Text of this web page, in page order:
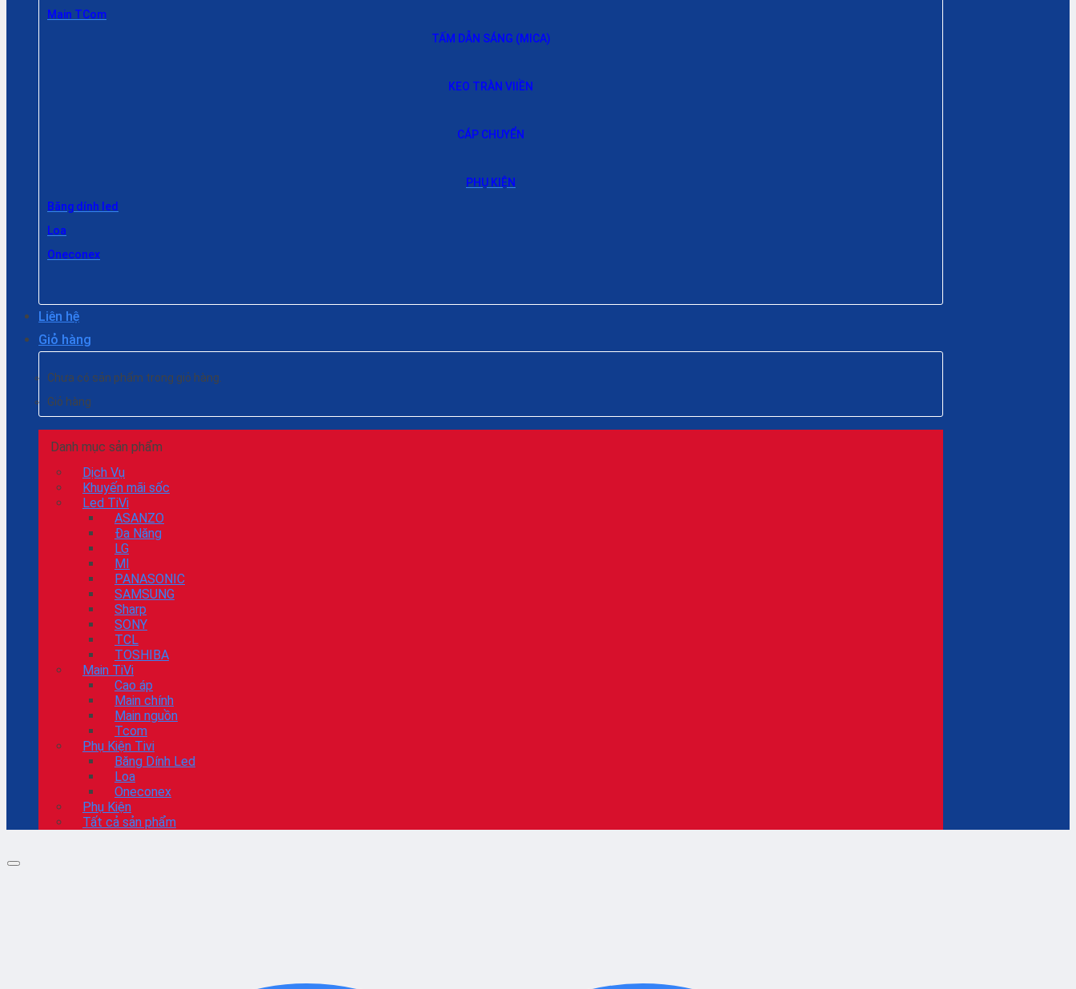
Main TCom
TẤM DẪN SÁNG (MICA)
KEO TRÀN VIIỀN
CÁP CHUYỂN
PHỤ KIỆN
Băng dính led
Loa
Oneconex
Liên hệ
Giỏ hàng
Chưa có sản phẩm trong giỏ hàng.
Giỏ hàng
Danh mục sản phẩm
Dịch Vụ
Khuyến mãi sốc
Led TiVi
ASANZO
Đa Năng
LG
MI
PANASONIC
SAMSUNG
Sharp
SONY
TCL
TOSHIBA
Main TiVi
Cao áp
Main chính
Main nguồn
Tcom
Phụ Kiện Tivi
Băng Dính Led
Loa
Oneconex
Phụ Kiện
Tất cả sản phẩm